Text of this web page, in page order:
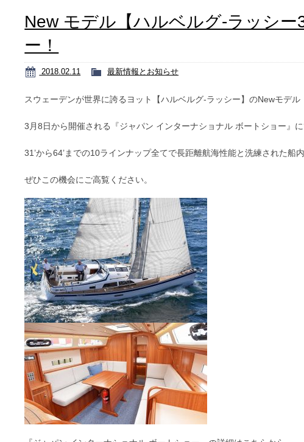
New モデル【ハルベルグ-ラッシ
ー！
2018.02.11 最新情報とお知らせ
スウェーデンが世界に誇るヨット【ハルベルグ-ラッシー】のNewモデ
3月8日から開催される『ジャパン インターナショナル ボートショー』
31’から64’までの10ラインナップ全てで長距離航海性能と洗練された船
ぜひこの機会にご高覧ください。